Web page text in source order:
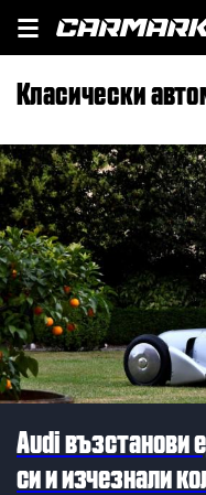
класически
Audi възстанови
си и изчезнали